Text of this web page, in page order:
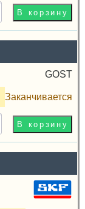
GOST
Заканчивается